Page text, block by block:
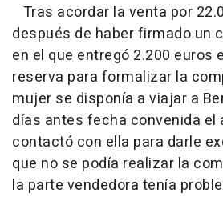
Tras acordar la venta por
después de haber firmado un
en el que entregó 2.200 euros
reserva para formalizar la
mujer se disponía a viajar a
días antes fecha convenida el
contactó con ella para darle
que no se podía realizar la
la parte vendedora tenía